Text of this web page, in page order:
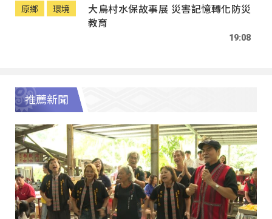
原鄉 環境
大鳥村水保故事展 災害記憶轉化防災
教育
19:08
推薦新聞